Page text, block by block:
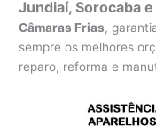
Jundiaí, Sorocaba e
Câmaras Frias,
sempre os melhores
reparo, reforma e